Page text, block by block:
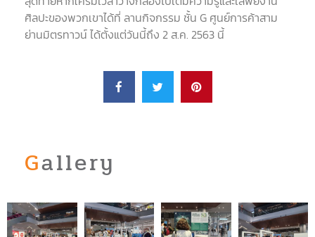
ศิลปะของพวกเขาได้ที่ ลานกิจกรรม ชั้น G ศูนย์การค้าสาม
ย่านมิตรทาวน์ ได้ตั้งแต่วันนี้ถึง 2 ส.ค. 2563 นี้
Gallery